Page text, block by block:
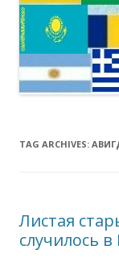
TAG ARCHIVES:
Листая
случилось